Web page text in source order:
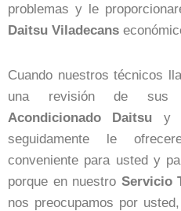
problemas y le
Daitsu Viladecans
Cuando nuestros técnicos
una revisión de sus
Acondicionado Daitsu y
seguidamente le
conveniente para usted y
porque en nuestro Servicio
nos preocupamos por